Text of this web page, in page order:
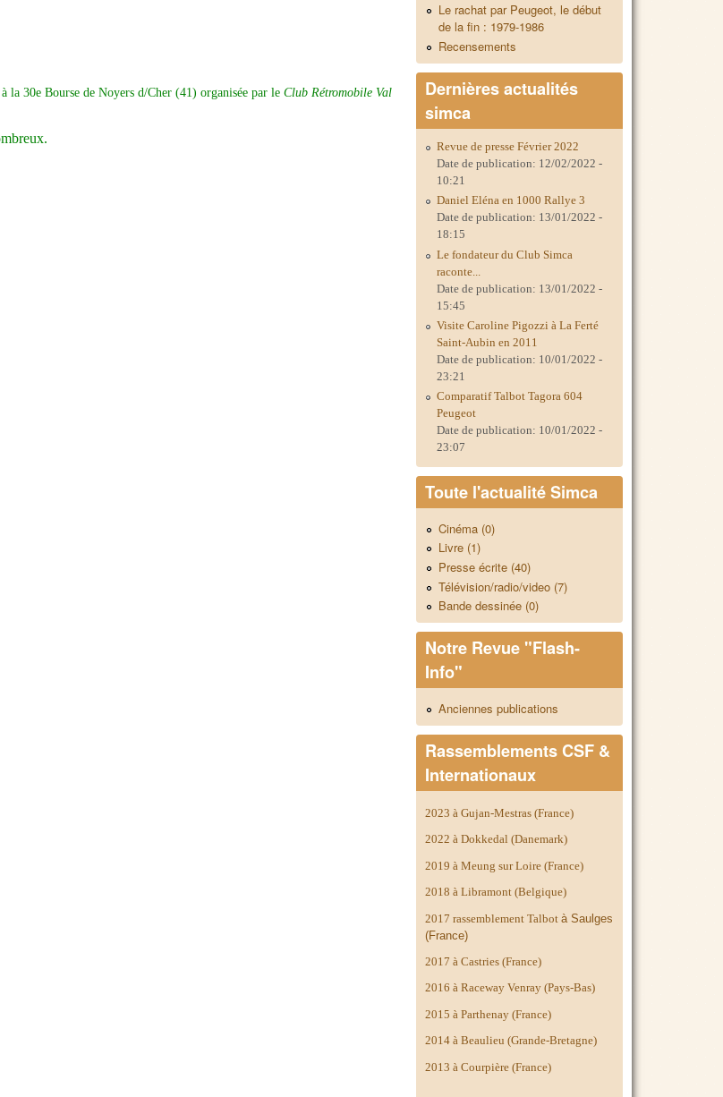
à la 30e Bourse de Noyers d/Cher (41) organisée par leClub Rétromobile Val
Le rachat par Peugeot, le début
de la fin : 1979-1986
Recensements
Dernières actualités
simca
Revue de presse Février 2022
Date de publication: 12/02/2022 -
10:21
Daniel Eléna en 1000 Rallye 3
Date de publication: 13/01/2022 -
18:15
Le fondateur du Club Simca
raconte...
Date de publication: 13/01/2022 -
15:45
Visite Caroline Pigozzi à La Ferté
Saint-Aubin en 2011
Date de publication: 10/01/2022 -
23:21
Comparatif Talbot Tagora 604
Peugeot
Date de publication: 10/01/2022 -
23:07
Toute l'actualité Simca
Cinéma (0)
Livre (1)
Presse écrite (40)
Télévision/radio/video (7)
Bande dessinée (0)
Notre Revue "Flash-
Info"
Anciennes publications
Rassemblements CSF &
Internationaux
2023 à Gujan-Mestras (France)
2022 à Dokkedal (Danemark)
2019 à Meung sur Loire (France)
2018 à Libramont (Belgique)
2017 rassemblement Talbotà Saulges
(France)
2017 à Castries (France)
2016 à Raceway Venray (Pays-Bas)
2015 à Parthenay (France)
2014 àBeaulieu (Grande-Bretagne)
2013 à Courpière (France)